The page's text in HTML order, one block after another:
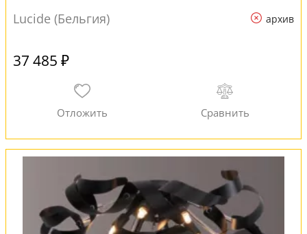
Lucide (Бельгия)
архив
37 485 ₽